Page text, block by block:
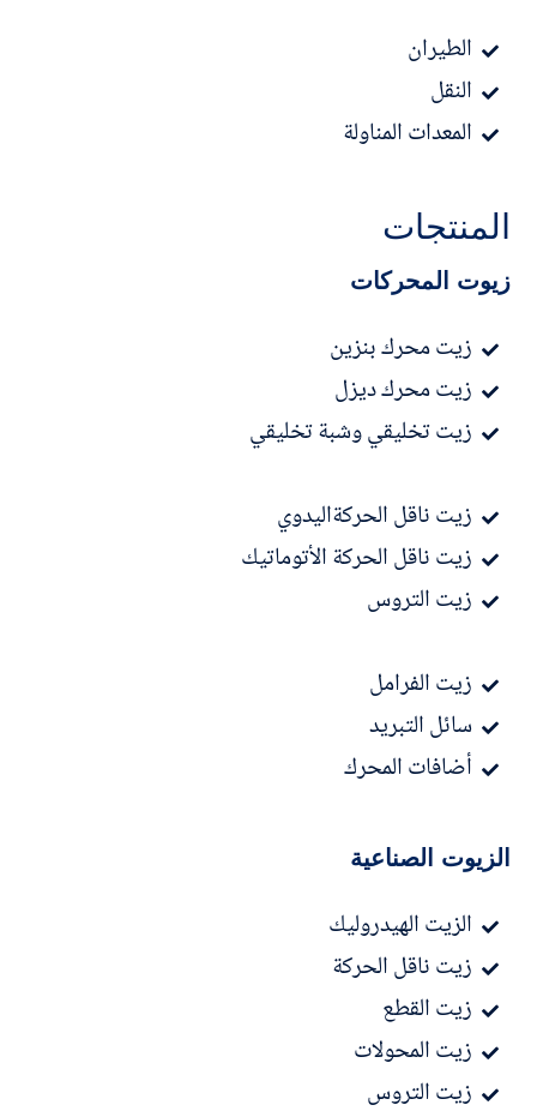
الطيران
النقل
المعدات المناولة
المنتجات
زيوت المحركات
زيت محرك بنزين
زيت محرك ديزل
زيت تخليقي وشبة تخليقي
زيت ناقل الحركةاليدوي
زيت ناقل الحركة الأتوماتيك
زيت التروس
زيت الفرامل
سائل التبريد
أضافات المحرك
الزيوت الصناعية
الزيت الهيدروليك
زيت ناقل الحركة
زيت القطع
زيت المحولات
زيت التروس